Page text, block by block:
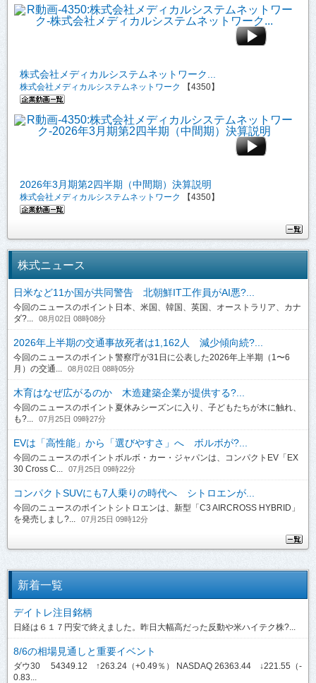
株式会社メディカルシステムネットワーク...
株式会社メディカルシステムネットワーク 【4350】
2026年3月期第2四半期（中間期）決算説明
株式会社メディカルシステムネットワーク 【4350】
株式ニュース
日米など11か国が共同警告 北朝鮮IT工作員がAI悪?...
今回のニュースのポイント日本、米国、韓国、英国、オーストラリア、カナ
ダ?...
08月02日 08時08分
2026年上半期の交通事故死者は1,162人 減少傾向続?...
今回のニュースのポイント警察庁が31日に公表した2026年上半期（1〜6
月）の交通...
08月02日 08時05分
木育はなぜ広がるのか 木造建築企業が提供する?...
今回のニュースのポイント夏休みシーズンに入り、子どもたちが木に触れ、
も?...
07月25日 09時27分
EVは「高性能」から「選びやすさ」へ ボルボが?...
今回のニュースのポイントボルボ・カー・ジャパンは、コンパクトEV「EX
30 Cross C...
07月25日 09時22分
コンパクトSUVにも7人乗りの時代へ シトロエンが...
今回のニュースのポイントシトロエンは、新型「C3 AIRCROSS HYBRID」
を発売しまし?...
07月25日 09時12分
新着一覧
デイトレ注目銘柄
日経は６１７円安で終えました。昨日大幅高だった反動や米ハイテク株?...
8/6の相場見通しと重要イベント
ダウ30 54349.12 ↑263.24（+0.49％） NASDAQ 26363.44 ↓221.55（-
0.83...